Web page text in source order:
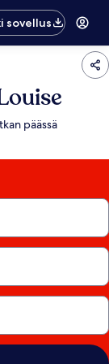
sovellus
päässä